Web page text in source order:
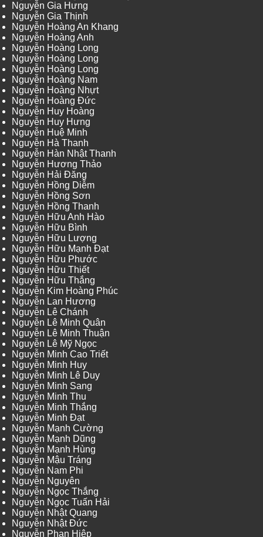
Nguyễn Gia Hưng
Nguyễn Gia Thịnh
Nguyễn Hoàng An Khang
Nguyễn Hoàng Anh
Nguyễn Hoàng Long
Nguyễn Hoàng Long
Nguyễn Hoàng Long
Nguyễn Hoàng Nam
Nguyễn Hoàng Nhựt
Nguyễn Hoàng Đức
Nguyễn Huy Hoàng
Nguyễn Huy Hưng
Nguyễn Huệ Minh
Nguyễn Hà Thanh
Nguyễn Hàn Nhật Thanh
Nguyễn Hương Thảo
Nguyễn Hải Đăng
Nguyễn Hồng Diễm
Nguyễn Hồng Sơn
Nguyễn Hồng Thanh
Nguyễn Hữu Anh Hào
Nguyễn Hữu Bình
Nguyễn Hữu Lượng
Nguyễn Hữu Mạnh Đạt
Nguyễn Hữu Phước
Nguyễn Hữu Thiết
Nguyễn Hữu Thắng
Nguyễn Kim Hoàng Phúc
Nguyễn Lan Hương
Nguyễn Lê Chánh
Nguyễn Lê Minh Quân
Nguyễn Lê Minh Thuận
Nguyễn Lê Mỹ Ngọc
Nguyễn Minh Cao Triết
Nguyễn Minh Huy
Nguyễn Minh Lê Duy
Nguyễn Minh Sang
Nguyễn Minh Thu
Nguyễn Minh Thắng
Nguyễn Minh Đạt
Nguyễn Mạnh Cường
Nguyễn Mạnh Dũng
Nguyễn Mạnh Hùng
Nguyễn Mậu Tráng
Nguyễn Nam Phi
Nguyễn Nguyên
Nguyễn Ngọc Thắng
Nguyễn Ngọc Tuấn Hải
Nguyễn Nhật Quang
Nguyễn Nhật Đức
Nguyễn Phan Hiệp